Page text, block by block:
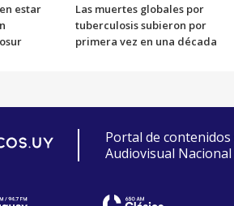
estar
Las muertes globales por
tuberculosis subieron por
primera vez en una década
Portal de contenidos
Audiovisual